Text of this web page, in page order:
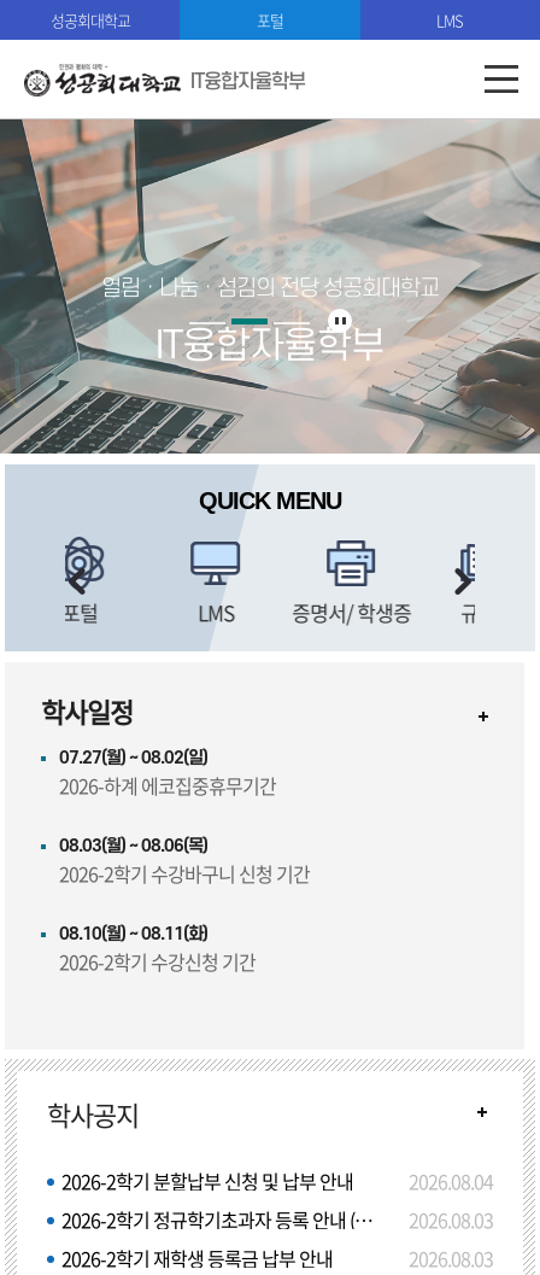
성공회대학교 포털 LMS
IT융합자율학부
열림ㆍ나눔ㆍ섬김의 전당 성공회대학교
IT융합자율학부
QUICK MENU
/ 학생증 학생지원 시설 및 서비스
학사일정
07.27(월) ~ 08.02(일)
2026-하계 에코집중휴무기간
08.03(월) ~ 08.06(목)
2026-2학기 수강바구니 신청 기간
08.10(월) ~ 08.11(화)
2026-2학기 수강신청 기간
학사공지
2026-2학기 분할납부 신청 및 납부 안내
2026.08.04
2026-2학기 정규학기초과자 등록 안내 (학점등록)
2026.08.03
2026-2학기 재학생 등록금 납부 안내
2026.08.03